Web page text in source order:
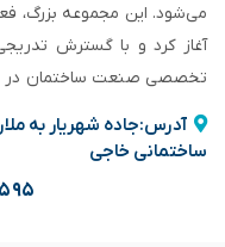
می‌شود. این مجموعه بزرگ،
آغاز کرد و با گسترش
تخصصی صنعت ساختمان در
آدرس:جاده شهریار به
ساختمانی خاجی